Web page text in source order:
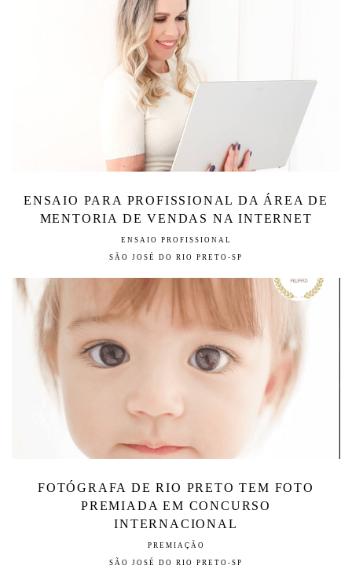
ENSAIO PARA PROFISSIONAL DA ÁREA DE
MENTORIA DE VENDAS NA INTERNET
ENSAIO PROFISSIONAL
SÃO JOSÉ DO RIO PRETO-SP
FOTÓGRAFA DE RIO PRETO TEM FOTO
PREMIADA EM CONCURSO
INTERNACIONAL
PREMIAÇÃO
SÃO JOSÉ DO RIO PRETO-SP